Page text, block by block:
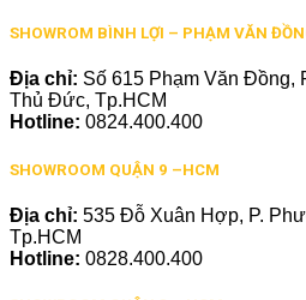
SHOWROM BÌNH LỢI – PHẠM VĂN
Địa chỉ: Số 615 Phạm Văn Đồng,
Thủ Đức, Tp.HCM
Hotline: 0824.400.400
SHOWROOM QUẬN 9 –HCM
Địa chỉ: 535 Đỗ Xuân Hợp, P.
Tp.HCM
Hotline: 0828.400.400